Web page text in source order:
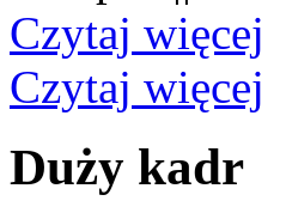
Czytaj więcej
Czytaj więcej
Duży kadr